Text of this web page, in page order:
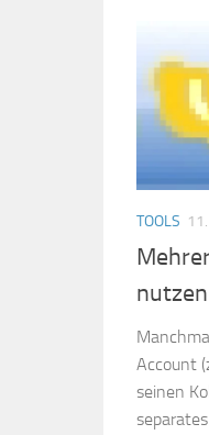
TOOLS
nutzen
Account
seinen